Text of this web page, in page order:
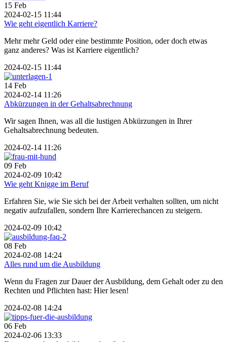
15 Feb
2024-02-15 11:44
Wie geht eigentlich Karriere?
Mehr mehr Geld oder eine bestimmte Position, oder doch etwas
ganz anderes? Was ist Karriere eigentlich?
2024-02-15 11:44
14 Feb
2024-02-14 11:26
Abkürzungen in der Gehaltsabrechnung
Wir sagen Ihnen, was all die lustigen Abkürzungen in Ihrer
Gehaltsabrechnung bedeuten.
2024-02-14 11:26
09 Feb
2024-02-09 10:42
Wie geht Knigge im Beruf
Erfahren Sie, wie Sie sich bei der Arbeit verhalten sollten, um nicht
negativ aufzufallen, sondern Ihre Karrierechancen zu steigern.
2024-02-09 10:42
08 Feb
2024-02-08 14:24
Alles rund um die Ausbildung
Wenn du Fragen zur Dauer der Ausbildung, dem Gehalt oder zu den
Rechten und Pflichten hast: Hier lesen!
2024-02-08 14:24
06 Feb
2024-02-06 13:33